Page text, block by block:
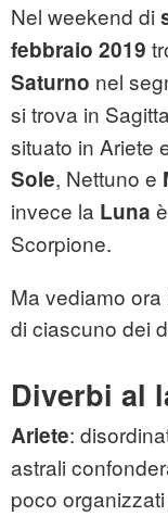
Nel weekend di
febbraio 2019
Saturno nel
si trova in
situato in Ariete
Sole, Nettuno e
invece la Luna
Scorpione.
Ma vediamo
di ciascuno dei
Diverbi al
Ariete:
astrali
poco